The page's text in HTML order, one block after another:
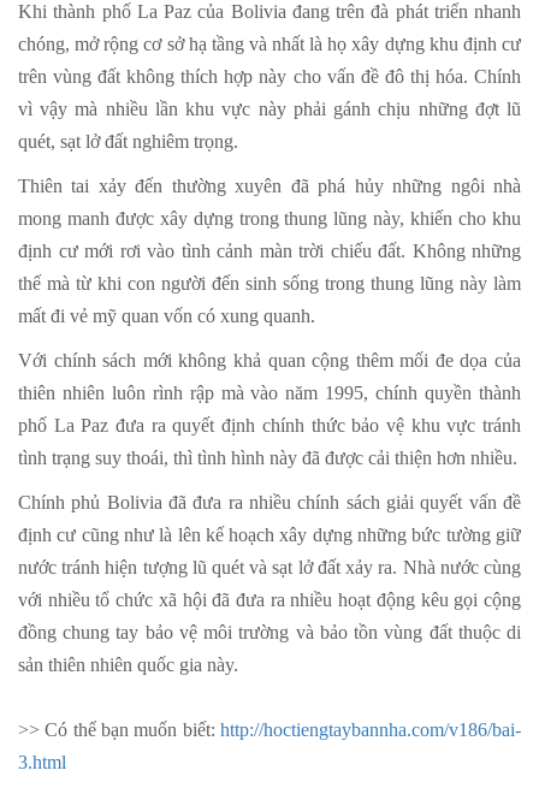
Khi thành phố La Paz của Bolivia đang trên đà phát triển nhanh
chóng, mở rộng cơ sở hạ tầng và nhất là họ xây dựng khu định cư
trên vùng đất không thích hợp này cho vấn đề đô thị hóa. Chính
vì vậy mà nhiều lần khu vực này phải gánh chịu những đợt lũ
quét, sạt lở đất nghiêm trọng.
Thiên tai xảy đến thường xuyên đã phá hủy những ngôi nhà
mong manh được xây dựng trong thung lũng này, khiến cho khu
định cư mới rơi vào tình cảnh màn trời chiếu đất. Không những
thế mà từ khi con người đến sinh sống trong thung lũng này làm
mất đi vẻ mỹ quan vốn có xung quanh.
Với chính sách mới không khả quan cộng thêm mối đe dọa của
thiên nhiên luôn rình rập mà vào năm 1995, chính quyền thành
phố La Paz đưa ra quyết định chính thức bảo vệ khu vực tránh
tình trạng suy thoái, thì tình hình này đã được cải thiện hơn nhiều.
Chính phủ Bolivia đã đưa ra nhiều chính sách giải quyết vấn đề
định cư cũng như là lên kế hoạch xây dựng những bức tường giữ
nước tránh hiện tượng lũ quét và sạt lở đất xảy ra. Nhà nước cùng
với nhiều tổ chức xã hội đã đưa ra nhiều hoạt động kêu gọi cộng
đồng chung tay bảo vệ môi trường và bảo tồn vùng đất thuộc di
sản thiên nhiên quốc gia này.
>> Có thể bạn muốn biết: http://hoctiengtaybannha.com/v186/bai-
3.html